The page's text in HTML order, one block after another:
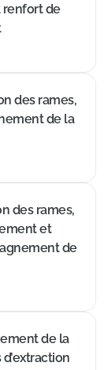
renfort de
des rames,
de la
des rames,
et
de
de la